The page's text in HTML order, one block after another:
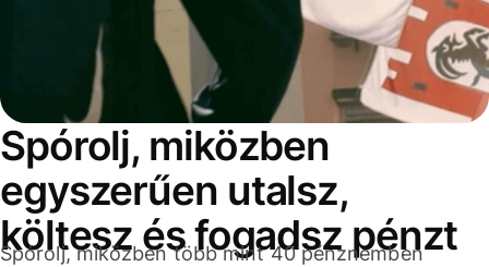
Spórolj, miközben
egyszerűen utalsz,
költesz és fogadsz pénzt
Spórolj, miközben több mint 40 pénznemben